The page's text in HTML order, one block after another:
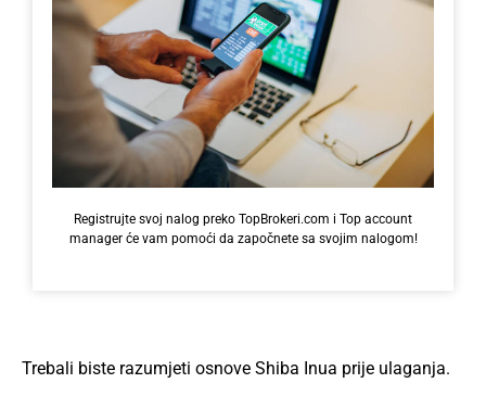
Registrujte svoj nalog preko TopBrokeri.com i Top account
manager će vam pomoći da započnete sa svojim nalogom!
Trebali biste razumjeti osnove Shiba Inua prije ulaganja.